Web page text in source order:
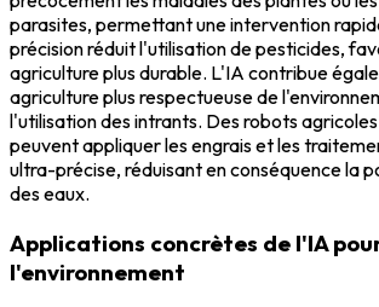
parasites, permettant une intervention
précision réduit l'utilisation de pesticides,
agriculture plus durable. L'IA contribue
agriculture plus respectueuse de
l'utilisation des intrants. Des robots
peuvent appliquer les engrais et les
ultra-précise, réduisant en conséquence la
des eaux.
Applications concrètes de l'IA
l'environnement